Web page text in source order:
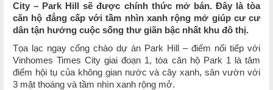
City – Park Hill sẽ được chính thức mở bán. Đây là tòa
căn hộ đẳng cấp với tầm nhìn xanh rộng mở giúp cư cư
dân tận hưởng cuộc sống thư giãn bậc nhất khu đô thị.
Tọa lạc ngay cổng chào dự án Park Hill – điểm nối tiếp với
Vinhomes Times City giai đoạn 1, tòa căn hộ Park 1 là tâm
điểm hội tụ của không gian nước và cây xanh, sân vườn với
3 mặt thoáng và tầm nhìn xanh rộng mở.